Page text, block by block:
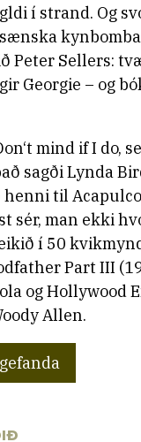
í strand. Og
Peter Sellers:
Georgie – og
mind if I do,
sagði Lynda
henni til
sér, man ekki
í 50
Part III
og Hollywood
Allen.